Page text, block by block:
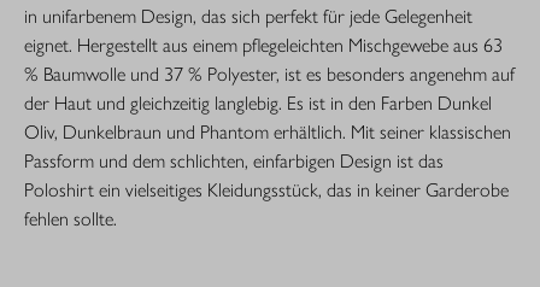
in unifarbenem Design, das sich perfekt für jede Gelegenheit
eignet. Hergestellt aus einem pflegeleichten Mischgewebe aus 63
% Baumwolle und 37 % Polyester, ist es besonders angenehm auf
der Haut und gleichzeitig langlebig. Es ist in den Farben Dunkel
Oliv, Dunkelbraun und Phantom erhältlich. Mit seiner klassischen
Passform und dem schlichten, einfarbigen Design ist das
Poloshirt ein vielseitiges Kleidungsstück, das in keiner Garderobe
fehlen sollte.